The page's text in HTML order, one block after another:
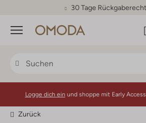
30 Tage Rückgaberecht
Menü
Logge dich ein und shoppe mit Early
Zurück